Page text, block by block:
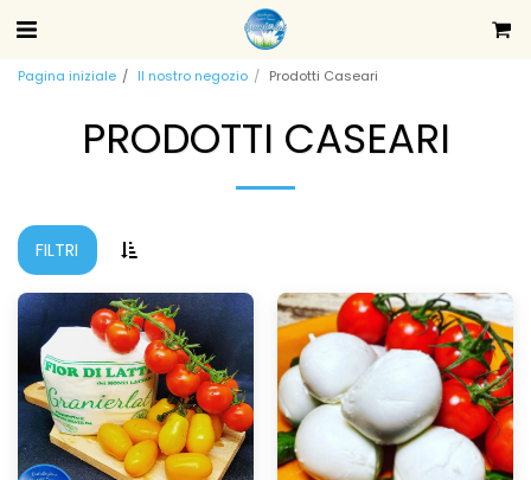
Pagina iniziale Il nostro negozio Prodotti Caseari
PRODOTTI CASEARI
FILTRI